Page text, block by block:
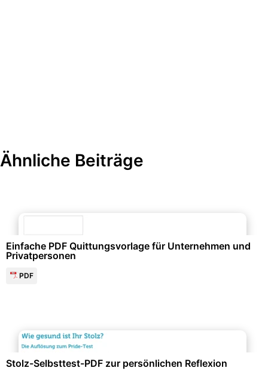
Ähnliche Beiträge
Einfache PDF Quittungsvorlage für Unternehmen und
Privatpersonen
PDF
Stolz-Selbsttest-PDF zur persönlichen Reflexion